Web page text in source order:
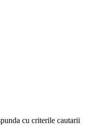
cu criterile cautarii